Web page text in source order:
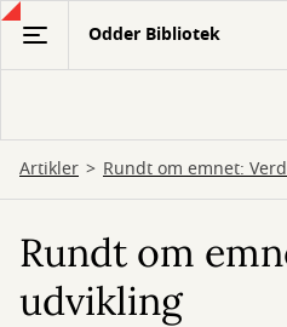
Gå
hovedindhold
Odder Bibliotek
Artikler Rundt om emnet:
Rundt om
udvikling